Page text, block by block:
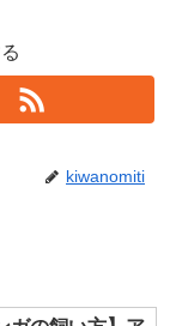
kiwanomiti